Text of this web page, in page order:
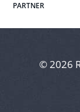
PARTNER
© 2026